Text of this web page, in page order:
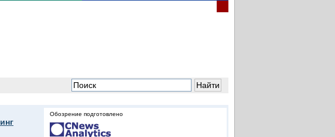
Обозрение подготовлено